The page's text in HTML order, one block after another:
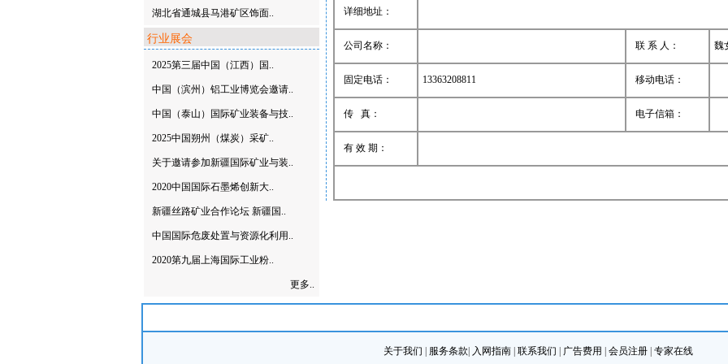
湖北省通城县马港矿区饰面..
行业展会
2025第三届中国（江西）国..
中国（滨州）铝工业博览会邀请..
中国（泰山）国际矿业装备与技..
2025中国朔州（煤炭）采矿..
关于邀请参加新疆国际矿业与装..
2020中国国际石墨烯创新大..
新疆丝路矿业合作论坛 新疆国..
中国国际危废处置与资源化利用..
2020第九届上海国际工业粉..
更多..
详细地址：
公司名称： 联 系 人： 魏
固定电话： 13363208811 移动电话：
传 真： 电子信箱：
有 效 期：
关于我们 服务条款 入网指南| 联系我们 广告费用 会员注册| 专家在线